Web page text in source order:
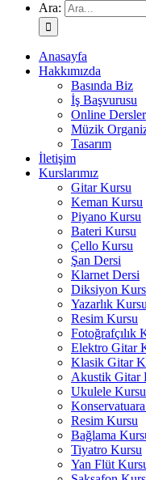
Ara:
Anasayfa
Hakkımızda
Basında Biz
İş Başvurusu
Online Dersler
Müzik
Tasarım
İletişim
Kurslarımız
Gitar Kursu
Keman Kursu
Piyano Kursu
Bateri Kursu
Çello Kursu
Şan Dersi
Klarnet Dersi
Diksiyon
Yazarlık Kursu
Resim Kursu
Fotoğrafçılık
Elektro Gitar
Klasik Gitar
Akustik Gitar
Ukulele Kursu
Resim Kursu
Bağlama
Tiyatro Kursu
Yan Flüt